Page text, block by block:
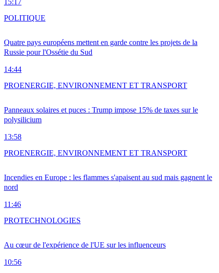
15:17
Quatre pays européens mettent en garde contre les projets de la
Russie pour l'Ossétie du Sud
14:44
POLITIQUE
Panneaux solaires et puces : Trump impose 15% de taxes sur le
polysilicium
13:58
PROENERGIE, ENVIRONNEMENT ET TRANSPORT
Incendies en Europe : les flammes s'apaisent au sud mais gagnent le
nord
11:46
PROENERGIE, ENVIRONNEMENT ET TRANSPORT
Au cœur de l'expérience de l'UE sur les influenceurs
10:56
PROTECHNOLOGIES